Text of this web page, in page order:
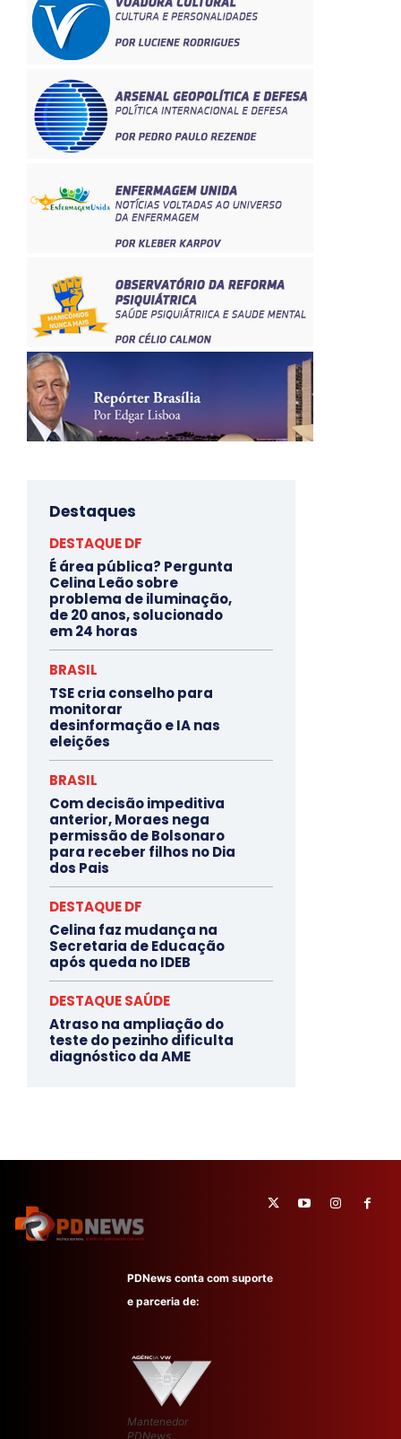
Destaques
DESTAQUE DF
É área pública? Pergunta
Celina Leão sobre
problema de iluminação,
de 20 anos, solucionado
em 24 horas
BRASIL
TSE cria conselho para
monitorar
desinformação e IA nas
eleições
BRASIL
Com decisão impeditiva
anterior, Moraes nega
permissão de Bolsonaro
para receber filhos no Dia
dos Pais
DESTAQUE DF
Celina faz mudança na
Secretaria de Educação
após queda no IDEB
DESTAQUE SAÚDE
Atraso na ampliação do
teste do pezinho dificulta
diagnóstico da AME
PDNews conta com suporte
e parceria de:
Mantenedor
PDNews